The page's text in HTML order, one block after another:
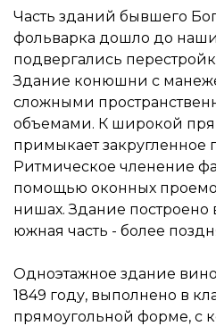
Часть зданий бывшего
фольварка дошло до
подвергались
Здание конюшни с
сложными
объемами. К широкой
примыкает
Ритмическое членение
помощью оконных
нишах. Здание построено
южная часть - более
Одноэтажное здание
1849 году, выполнено в
прямоугольной форме, с